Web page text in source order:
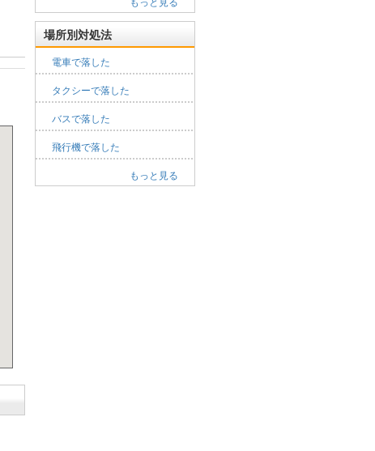
場所別対処法
電車で落した
タクシーで落した
バスで落した
飛行機で落した
もっと見る